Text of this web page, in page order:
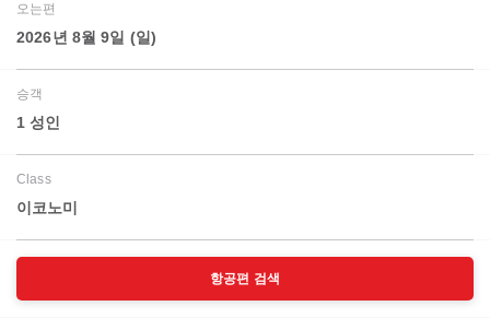
오는편
2026년 8월 9일 (일)
승객
1 성인
Class
이코노미
항공편 검색